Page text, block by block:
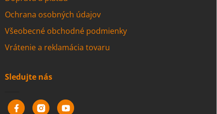
Ochrana osobných údajov
Všeobecné obchodné podmienky
Vrátenie a reklamácia tovaru
Sledujte nás